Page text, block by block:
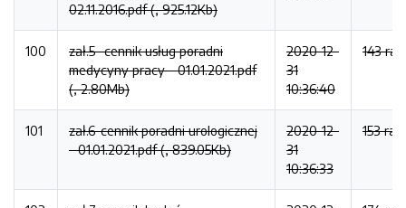
02.11.2016.pdf (, 925.12Kb)
100
zał.5- cennik usług poradni
medycyny pracy - 01.01.2021.pdf
(, 2.80Mb)
2020-12-
31
10:36:40
143
101
zał.6-cennik poradni urologicznej
- 01.01.2021.pdf (, 839.05Kb)
2020-12-
31
10:36:33
153